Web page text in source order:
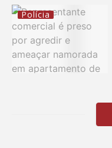
Polícia